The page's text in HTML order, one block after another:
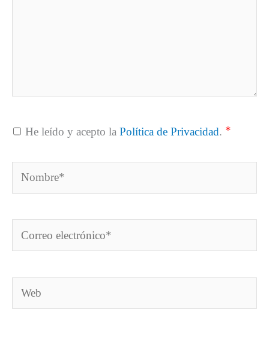
He leído y acepto la Política de Privacidad. *
Nombre*
Correo
electrónico*
Web